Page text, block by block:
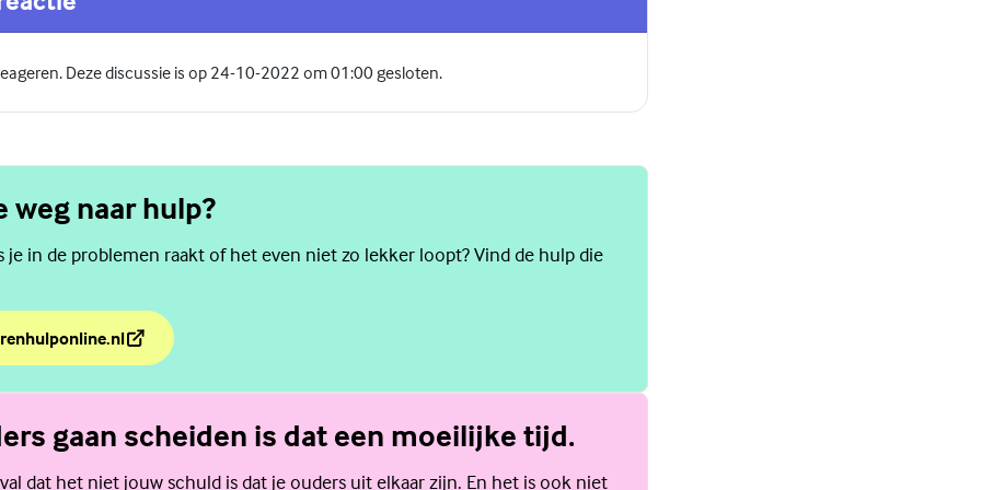
Deze discussie is op 24-10-2022 om 01:00 gesloten.
weg naar hulp?
je in de problemen raakt of het even niet zo lekker loopt? Vind de hulp die
weg naar hulp?
gaan scheiden is dat een moeilijke tijd.
dat het niet jouw schuld is dat je ouders uit elkaar zijn. En het is ook niet